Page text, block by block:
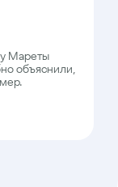
Мареты
объяснили,